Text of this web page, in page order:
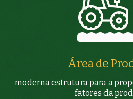
Área de
moderna estrutura para a
fatores da